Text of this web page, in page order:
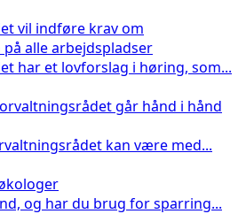
vil indføre krav om
alle arbejdspladser
har et lovforslag i høring, som...
går hånd i hånd
kan være med...
og har du brug for sparring...